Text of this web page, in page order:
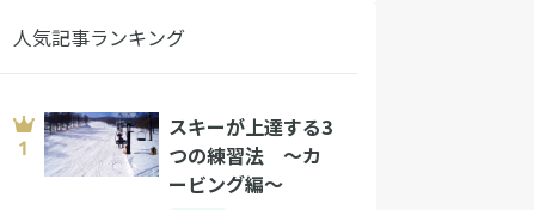
人気記事ランキング
スキーが上達する3
つの練習法 〜カ
ービング編〜